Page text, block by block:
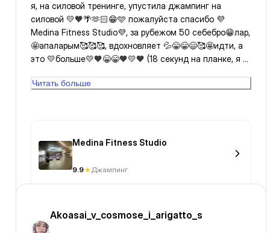
я, на силовой тренинге, упустила джампинг на
силовой 💛🧡🌴🫶🏻😁🩵 пожалуйста спасибо 💜
Medina Fitness Studio💜, за рубежом 50 себебро😁лар,
🤩апаларым🥰🥰🥰, вдохновляет 💦😁😁😄🥰🤩идти, а
это 💛больше💛🧡😁😁🧡💛🧡 (18 секунд на планке, я с
Вот такие истроий "у нас" (#biz_birgemiz). Life is so
😁🥰🥰🫶🏻💛🧡🤩😄🌴💚🌍🌎🌏🌱🌹
Читать больше
Medina Fitness Studio
9.9 Джампинг
Akoasai_v_cosmose_i_arigatto_s